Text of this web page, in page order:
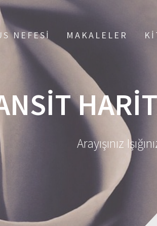
NEFESI MAKALELER
Arayışınız